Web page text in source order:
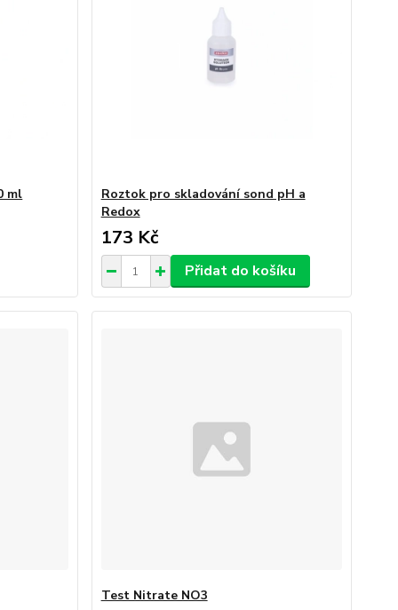
ml
Roztok pro skladování sond pH a
Redox
173 Kč
Přidat do košíku
Test Nitrate NO3